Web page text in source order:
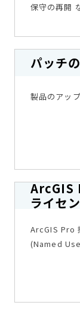
保守の再開
パッチ
製品のアッ
ArcGIS
ライセ
ArcGIS Pro
(Named